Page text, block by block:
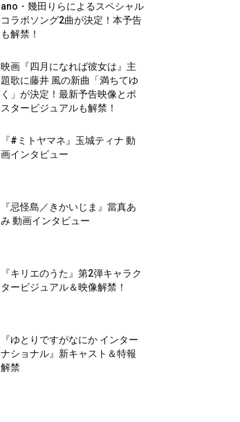
ano・幾田りらによるスペシャル
コラボソング2曲が決定！本予告
も解禁！
映画『四月になれば彼女は』主
題歌に藤井 風の新曲「満ちてゆ
く」が決定！最新予告映像とポ
スタービジュアルも解禁！
『#ミトヤマネ』玉城ティナ 動
画インタビュー
『忌怪島／きかいじま』當真あ
み 動画インタビュー
『キリエのうた』第2弾キャラク
タービジュアル＆映像解禁！
『ゆとりですがなにか インター
ナショナル』新キャスト＆特報
解禁